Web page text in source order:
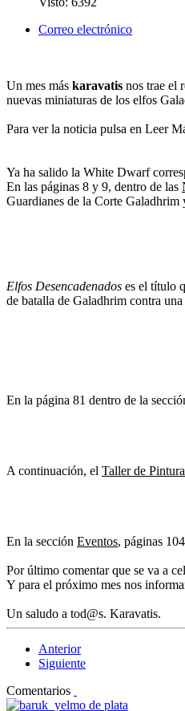
Correo electrónico
Un mes más karavatis nos trae el
nuevas miniaturas de los elfos
Para ver la noticia pulsa en Leer
Ya ha salido la White Dwarf
En las páginas 8 y 9, dentro de las
Guardianes de la Corte Galadhrim
Elfos Desencadenados es el título
de batalla de Galadhrim contra
En la página 81 dentro de la
A continuación, el Taller de Pintura
En la sección Eventos, páginas
Por último comentar que se va a
Y para el próximo mes nos
Un saludo a tod@s. Karavatis.
Anterior
Siguiente
Comentarios